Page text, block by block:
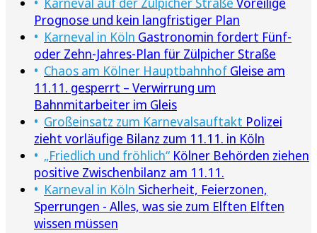
Prognose und kein langfristiger Plan
Karneval in Köln Gastronomin fordert Fünf-
oder Zehn-Jahres-Plan für Zülpicher Straße
Chaos am Kölner Hauptbahnhof Gleise am
11.11. gesperrt – Verwirrung um
Bahnmitarbeiter im Gleis
Großeinsatz zum Karnevalsauftakt Polizei
zieht vorläufige Bilanz zum 11.11. in Köln
„Friedlich und fröhlich“ Kölner Behörden ziehen
positive Zwischenbilanz am 11.11.
Karneval in Köln Sicherheit, Feierzonen,
Sperrungen - Alles, was sie zum Elften Elften
wissen müssen